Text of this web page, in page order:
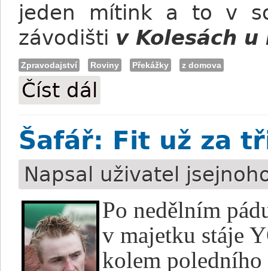
jeden mítink a to v
závodišti v Kolesách u
Zpravodajství Roviny Překážky z domova
Číst dál
Šafář: Fit už za
Napsal uživatel
Po nedělním
v majetku stáje
kolem poledního